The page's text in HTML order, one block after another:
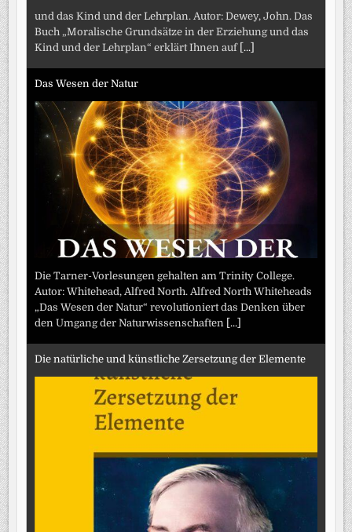
und das Kind und der Lehrplan. Autor: Dewey, John. Das
Buch „Moralische Grundsätze in der Erziehung und das
Kind und der Lehrplan“ erklärt Ihnen auf [...]
Das Wesen der Natur
Die Tarner-Vorlesungen gehalten am Trinity College.
Autor: Whitehead, Alfred North. Alfred North Whiteheads
„Das Wesen der Natur“ revolutioniert das Denken über
den Umgang der Naturwissenschaften
[...]
Die natürliche und künstliche Zersetzung der Elemente